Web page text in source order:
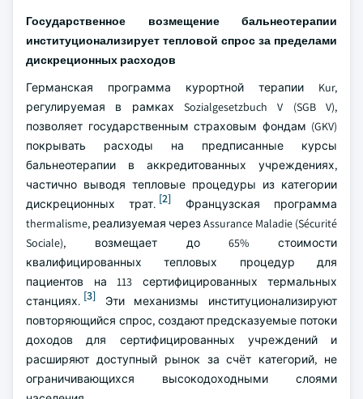
Государственное возмещение бальнеотерапии
институционализирует тепловой спрос за пределами
дискреционных расходов
Германская программа курортной терапии Kur,
регулируемая в рамках Sozialgesetzbuch V (SGB V),
позволяет государственным страховым фондам (GKV)
покрывать расходы на предписанные курсы
бальнеотерапии в аккредитованных учреждениях,
частично выводя тепловые процедуры из категории
дискреционных трат. [2] Французская программа
thermalisme, реализуемая через Assurance Maladie (Sécurité
Sociale), возмещает до 65% стоимости
квалифицированных тепловых процедур для
пациентов на 113 сертифицированных термальных
станциях. [3] Эти механизмы институционализируют
повторяющийся спрос, создают предсказуемые потоки
доходов для сертифицированных учреждений и
расширяют доступный рынок за счёт категорий, не
ограничивающихся высокодоходными слоями